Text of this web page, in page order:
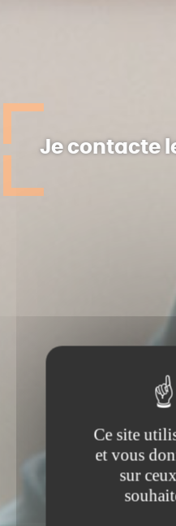
Ce site
et vous
sur
Je contacte